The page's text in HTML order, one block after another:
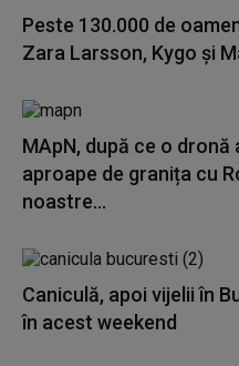
Peste 130.000 de
Zara Larsson, Kygo și
MApN, după ce o dronă
aproape de granița cu
noastre...
Caniculă, apoi vijelii în
în acest weekend